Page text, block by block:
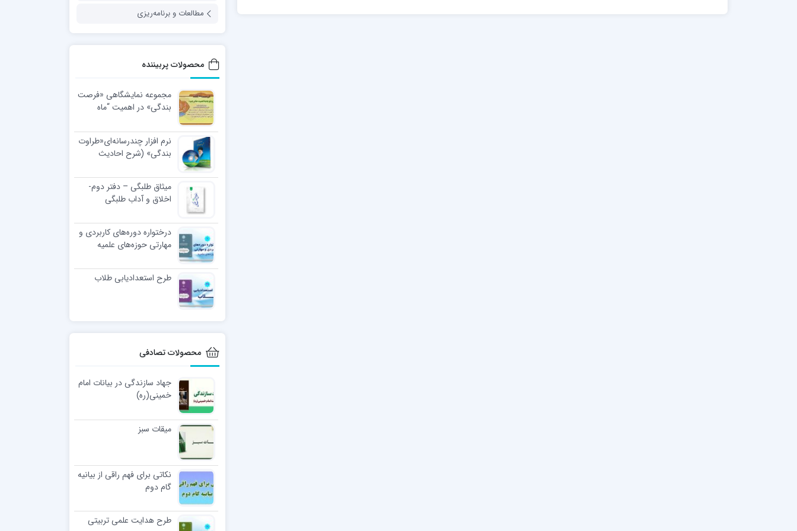
مطالعات و برنامه‌ریزی
محصولات پربیننده
مجموعه نمایشگاهی «فرصت
بندگی» در اهمیت “ماه
نرم افزار چندرسانه‌ای«طراوت
بندگی» (شرح احادیث
اسلامی)
میثاق طلبگی – دفتر دوم-
اخلاق و آداب طلبگی
درختواره دوره‌های کاربردی و
مهارتی حوزه‌های علمیه
طرح استعدادیابی طلاب
محصولات تصادفی
جهاد سازندگی در بیانات امام
خمینی(ره)
میقات سبز
نکاتی برای فهم راقی از بیانیه
گام دوم
طرح هدایت علمی تربیتی